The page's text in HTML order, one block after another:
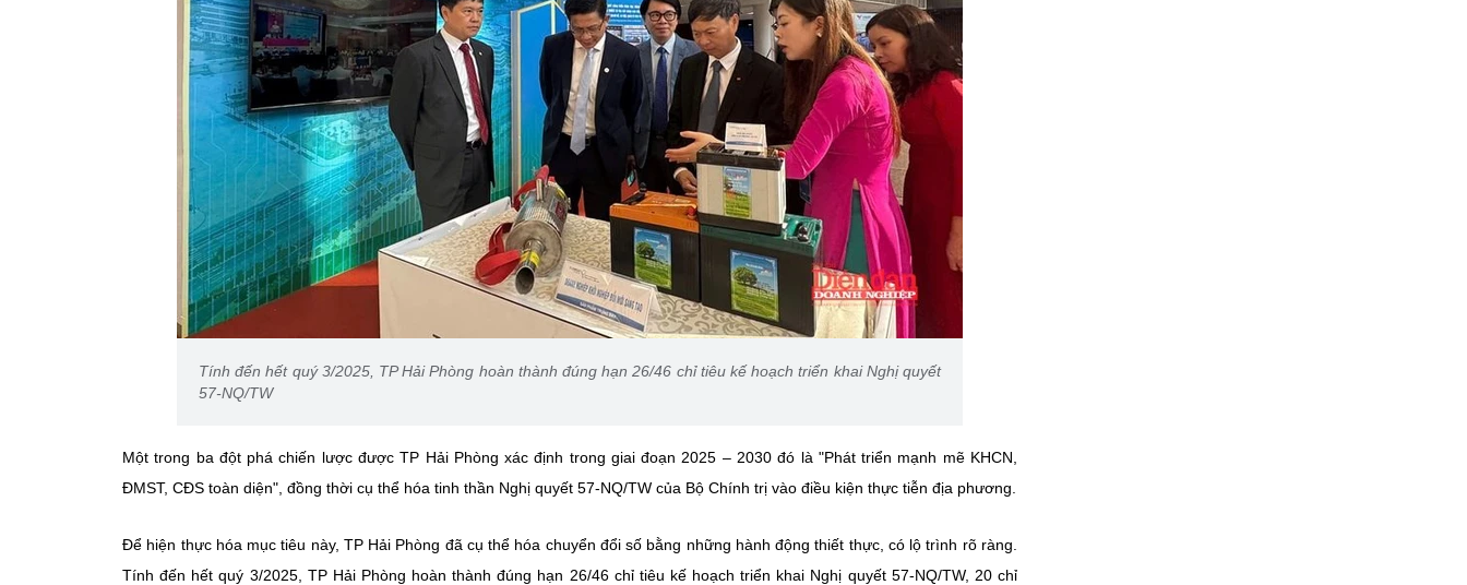
Tính đến hết quý 3/2025, TP Hải Phòng hoàn thành đúng hạn 26/46 chỉ tiêu kế hoạch triển khai Nghị quyết
57-NQ/TW
Một trong ba đột phá chiến lược được TP Hải Phòng xác định trong giai đoạn 2025 – 2030 đó là "Phát triển mạnh mẽ KHCN,
ĐMST, CĐS toàn diện", đồng thời cụ thể hóa tinh thần Nghị quyết 57-NQ/TW của Bộ Chính trị vào điều kiện thực tiễn địa phương.
Để hiện thực hóa mục tiêu này, TP Hải Phòng đã cụ thể hóa chuyển đổi số bằng những hành động thiết thực, có lộ trình rõ ràng.
Tính đến hết quý 3/2025, TP Hải Phòng hoàn thành đúng hạn 26/46 chỉ tiêu kế hoạch triển khai Nghị quyết 57-NQ/TW, 20 chỉ